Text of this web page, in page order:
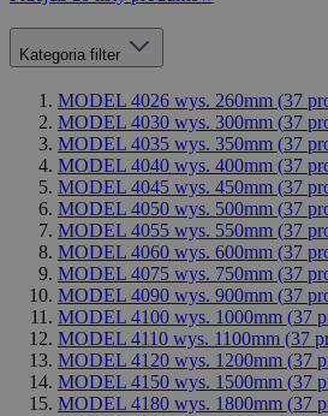
Kategoria filter
MODEL 4026 wys. 260mm (37
MODEL 4030 wys. 300mm (37
MODEL 4035 wys. 350mm (37
MODEL 4040 wys. 400mm (37
MODEL 4045 wys. 450mm (37
MODEL 4050 wys. 500mm (37
MODEL 4055 wys. 550mm (37
MODEL 4060 wys. 600mm (37
MODEL 4075 wys. 750mm (37
MODEL 4090 wys. 900mm (37
MODEL 4100 wys. 1000mm (37
MODEL 4110 wys. 1100mm (37
MODEL 4120 wys. 1200mm (37
MODEL 4150 wys. 1500mm (37
MODEL 4180 wys. 1800mm (37